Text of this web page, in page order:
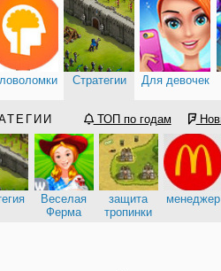
Стратегии Для девочек
ТОП по годам
Веселая
Ферма
защита
тропинки
менеджер